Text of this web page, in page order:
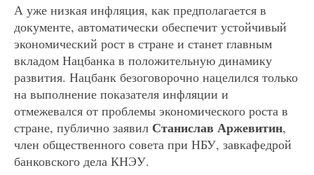
А уже низкая инфляция, как предполагается в
документе, автоматически обеспечит устойчивый
экономический рост в стране и станет главным
вкладом Нацбанка в положительную динамику
развития. Нацбанк безоговорочно нацелился только
на выполнение показателя инфляции и
отмежевался от проблемы экономического роста в
стране, публично заявил Станислав Аржевитин,
член общественного совета при НБУ, завкафедрой
банковского дела КНЭУ.